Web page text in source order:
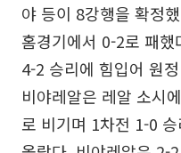
야 등이 8강행을 확정
홈경기에서 0-2로 패
4-2 승리에 힘입어 원
비야레알은 레알 소시
로 비기며 1차전 1-0